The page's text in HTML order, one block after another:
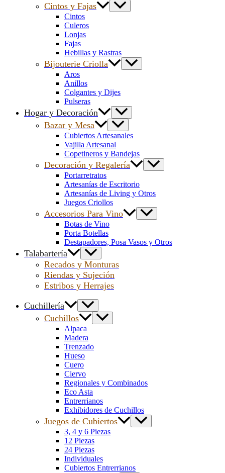
Cintos y Fajas
Cintos
Culeros
Lonjas
Fajas
Hebillas y Rastras
Bijouterie Criolla
Aros
Anillos
Colgantes y Dijes
Pulseras
Hogar y Decoración
Bazar y Mesa
Cubiertos Artesanales
Vajilla Artesanal
Copetineros y Bandejas
Decoración y Regalería
Portarretratos
Artesanías de Escritorio
Artesanías de Living y Otros
Juegos Criollos
Accesorios Para Vino
Botas de Vino
Porta Botellas
Destapadores, Posa Vasos y Otros
Talabartería
Recados y Monturas
Riendas y Sujeción
Estribos y Herrajes
Cuchillería
Cuchillos
Alpaca
Madera
Trenzado
Hueso
Cuero
Ciervo
Regionales y Combinados
Eco Asta
Entrerrianos
Exhibidores de Cuchillos
Juegos de Cubiertos
3, 4 y 6 Piezas
12 Piezas
24 Piezas
Individuales
Cubiertos Entrerrianos